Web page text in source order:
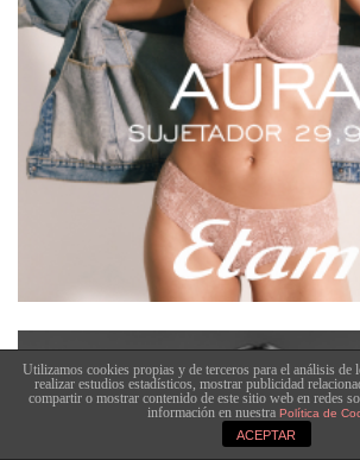
Utilizamos cookies propias y de terceros para el análisis de
realizar estudios estadísticos, mostrar publicidad
compartir o mostrar contenido de este sitio web en redes
información en nuestra Política de
ACEPTAR